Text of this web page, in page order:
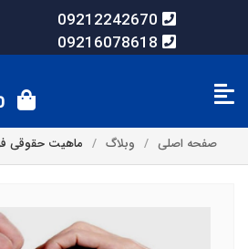
09212242670
09216078618
صفحه اصلی وبلاگ ماهیت حقوقی